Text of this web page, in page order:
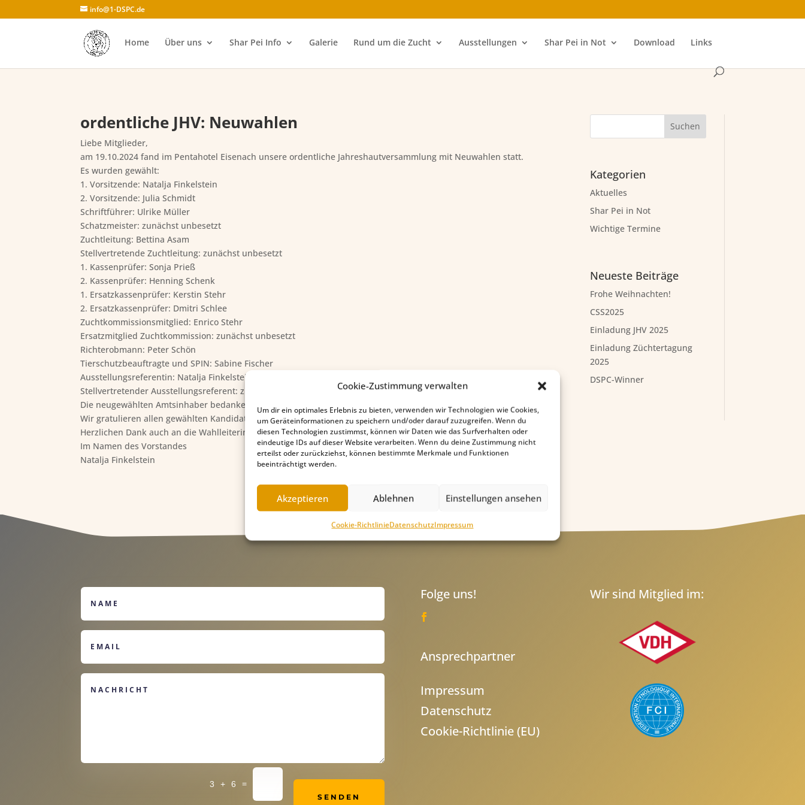
Cookie-Zustimmung verwalten
Um dir ein optimales Erlebnis zu bieten, verwenden wir Technologien wie Cookies,
um Geräteinformationen zu speichern und/oder darauf zuzugreifen. Wenn du
diesen Technologien zustimmst, können wir Daten wie das Surfverhalten oder
eindeutige IDs auf dieser Website verarbeiten. Wenn du deine Zustimmung nicht
erteilst oder zurückziehst, können bestimmte Merkmale und Funktionen
beeinträchtigt werden.
Akzeptieren Ablehnen Einstellungen ansehen
Cookie-RichtlinieDatenschutzImpressum
info@1-DSPC.de
Home Über uns Shar Pei Info Galerie Rund um die Zucht Ausstellungen Shar Pei in Not Download Links
ordentliche JHV: Neuwahlen
Liebe Mitglieder,
am 19.10.2024 fand im Pentahotel Eisenach unsere ordentliche Jahreshautversammlung mit Neuwahlen statt.
Es wurden gewählt:
1. Vorsitzende: Natalja Finkelstein
2. Vorsitzende: Julia Schmidt
Schriftführer: Ulrike Müller
Schatzmeister: zunächst unbesetzt
Zuchtleitung: Bettina Asam
Stellvertretende Zuchtleitung: zunächst unbesetzt
1. Kassenprüfer: Sonja Prieß
2. Kassenprüfer: Henning Schenk
1. Ersatzkassenprüfer: Kerstin Stehr
2. Ersatzkassenprüfer: Dmitri Schlee
Zuchtkommissionsmitglied: Enrico Stehr
Ersatzmitglied Zuchtkommission: zunächst unbesetzt
Richterobmann: Peter Schön
Tierschutzbeauftragte und SPIN: Sabine Fischer
Ausstellungsreferentin: Natalja Finkelstein
Stellvertretender Ausstellungsreferent: zunächst unbesetzt
Die neugewählten Amtsinhaber bedanken sich für das entgegengebrachte Vertrauen.
Wir gratulieren allen gewählten Kandidaten und freuen uns auf die Zusammenarbeit.
Herzlichen Dank auch an die Wahlleiterin und die Wahlhelfer.
Im Namen des Vorstandes
Natalja Finkelstein
Kategorien
Aktuelles
Shar Pei in Not
Wichtige Termine
Neueste Beiträge
Frohe Weihnachten!
CSS2025
Einladung JHV 2025
Einladung Züchtertagung
2025
DSPC-Winner
3 + 6 =
SENDEN
Folge uns!
Ansprechpartner
Impressum
Datenschutz
Cookie-Richtlinie (EU)
Wir sind Mitglied im: